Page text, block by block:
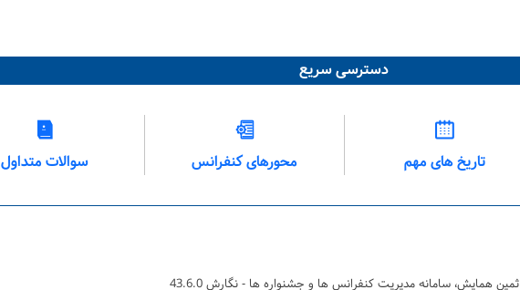
دسترسی سریع
تاریخ های مهم محورهای کنفرانس سوالات متداول
ثمین همایش، سامانه مدیریت کنفرانس ها و جشنواره ها - نگارش 43.6.0